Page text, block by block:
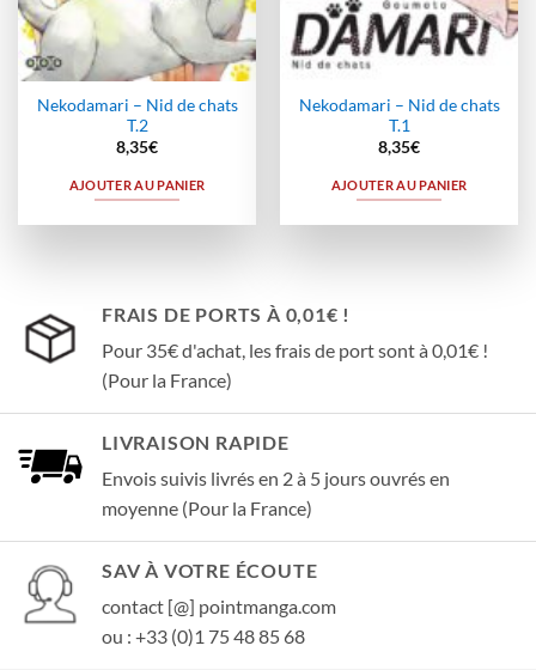
Nekodamari – Nid de chats
T.2
8,35€
AJOUTER AU PANIER
Nekodamari – Nid de chats
T.1
8,35€
AJOUTER AU PANIER
FRAIS DE PORTS À 0,01€ !
Pour 35€ d'achat, les frais de port sont à 0,01€ !
(Pour la France)
LIVRAISON RAPIDE
Envois suivis livrés en 2 à 5 jours ouvrés en
moyenne (Pour la France)
SAV À VOTRE ÉCOUTE
contact [@] pointmanga.com
ou : +33 (0)1 75 48 85 68